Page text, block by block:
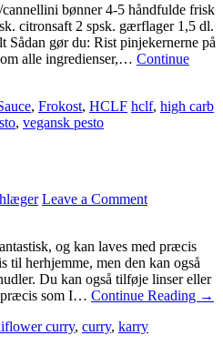
bønner 4-5 håndfulde frisk
citronsaft 2 spsk. gærflager 1,5 dl.
Sådan gør du: Rist pinjekernerne på
alle ingredienser,… Continue
, Frokost, HCLF hclf, high carb
, vegansk pesto
Leave a Comment
og kan laves med præcis
til herhjemme, men den kan også
Du kan også tilføje linser eller
præcis som I… Continue Reading →
curry, curry, karry